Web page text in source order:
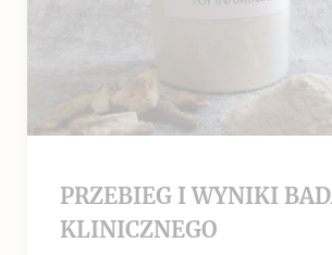
PRZEBIEG I WYNIKI
KLINICZNEGO